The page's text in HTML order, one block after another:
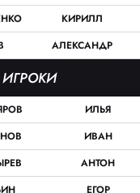
КИРИЛЛ
АЛЕКСАНДР
ИЛЬЯ
ИВАН
АНТОН
ЕГОР